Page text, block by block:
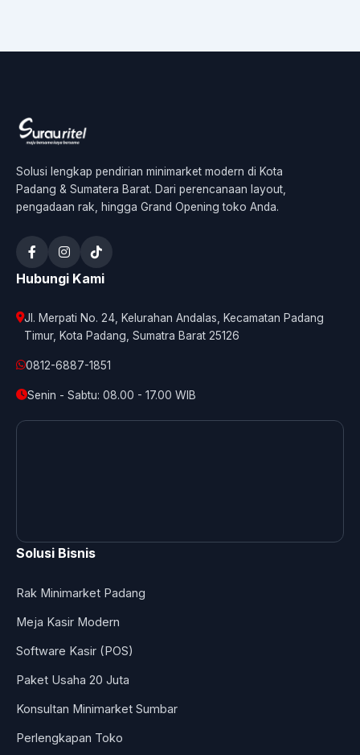
Solusi lengkap pendirian minimarket modern di Kota
Padang & Sumatera Barat. Dari perencanaan layout,
pengadaan rak, hingga Grand Opening toko Anda.
Hubungi Kami
Jl. Merpati No. 24, Kelurahan Andalas, Kecamatan Padang
Timur, Kota Padang, Sumatra Barat 25126
0812-6887-1851
Senin - Sabtu: 08.00 - 17.00 WIB
Solusi Bisnis
Rak Minimarket Padang
Meja Kasir Modern
Software Kasir (POS)
Paket Usaha 20 Juta
Konsultan Minimarket Sumbar
Perlengkapan Toko